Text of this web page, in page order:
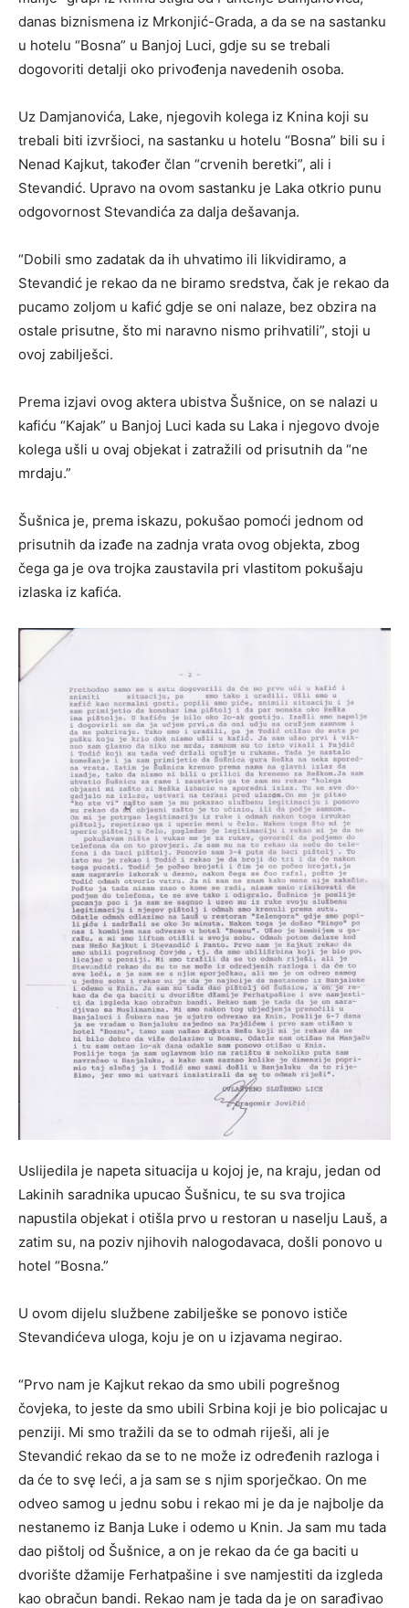
danas biznismena iz Mrkonjić-Grada, a da se na sastanku
u hotelu “Bosna” u Banjoj Luci, gdje su se trebali
dogovoriti detalji oko privođenja navedenih osoba.
Uz Damjanovića, Lake, njegovih kolega iz Knina koji su
trebali biti izvršioci, na sastanku u hotelu “Bosna” bili su i
Nenad Kajkut, također član “crvenih beretki”, ali i
Stevandić. Upravo na ovom sastanku je Laka otkrio punu
odgovornost Stevandića za dalja dešavanja.
“Dobili smo zadatak da ih uhvatimo ili likvidiramo, a
Stevandić je rekao da ne biramo sredstva, čak je rekao da
pucamo zoljom u kafić gdje se oni nalaze, bez obzira na
ostale prisutne, što mi naravno nismo prihvatili”, stoji u
ovoj zabilješci.
Prema izjavi ovog aktera ubistva Šušnice, on se nalazi u
kafiću “Kajak” u Banjoj Luci kada su Laka i njegovo dvoje
kolega ušli u ovaj objekat i zatražili od prisutnih da “ne
mrdaju.”
Šušnica je, prema iskazu, pokušao pomoći jednom od
prisutnih da izađe na zadnja vrata ovog objekta, zbog
čega ga je ova trojka zaustavila pri vlastitom pokušaju
izlaska iz kafića.
Uslijedila je napeta situacija u kojoj je, na kraju, jedan od
Lakinih saradnika upucao Šušnicu, te su sva trojica
napustila objekat i otišla prvo u restoran u naselju Lauš, a
zatim su, na poziv njihovih nalogodavaca, došli ponovo u
hotel “Bosna.”
U ovom dijelu službene zabilješke se ponovo ističe
Stevandićeva uloga, koju je on u izjavama negirao.
“Prvo nam je Kajkut rekao da smo ubili pogrešnog
čovjeka, to jeste da smo ubili Srbina koji je bio policajac u
penziji. Mi smo tražili da se to odmah riješi, ali je
Stevandić rekao da se to ne može iz određenih razloga i
da će to svę leći, a ja sam se s njim sporječkao. On me
odveo samog u jednu sobu i rekao mi je da je najbolje da
nestanemo iz Banja Luke i odemo u Knin. Ja sam mu tada
dao pištolj od Šušnice, a on je rekao da će ga baciti u
dvorište džamije Ferhatpašine i sve namjestiti da izgleda
kao obračun bandi. Rekao nam je tada da je on sarađivao